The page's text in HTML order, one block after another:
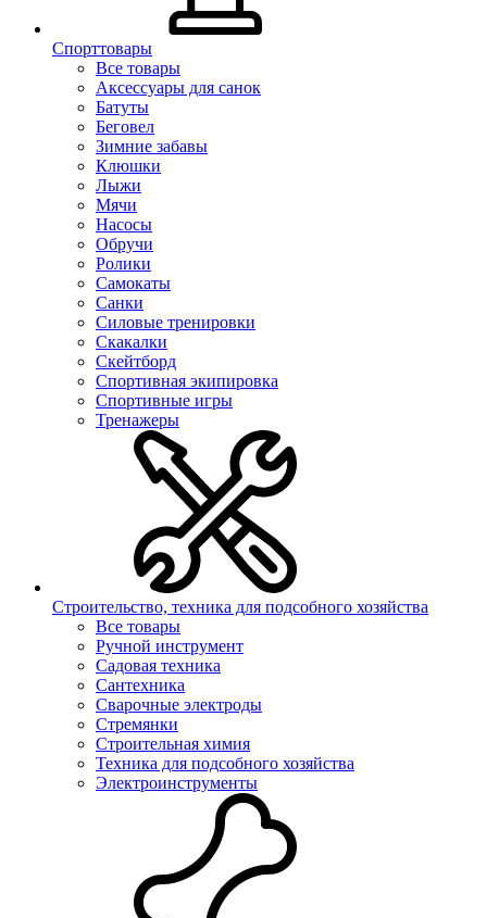
Спорттовары
Все товары
Аксессуары для санок
Батуты
Беговел
Зимние забавы
Клюшки
Лыжи
Мячи
Насосы
Обручи
Ролики
Самокаты
Санки
Силовые тренировки
Скакалки
Скейтборд
Спортивная экипировка
Спортивные игры
Тренажеры
Строительство, техника для подсобного хозяйства
Все товары
Ручной инструмент
Садовая техника
Сантехника
Сварочные электроды
Стремянки
Строительная химия
Техника для подсобного хозяйства
Электроинструменты